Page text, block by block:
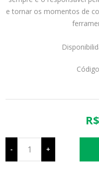
e tornar os momentos de
- +